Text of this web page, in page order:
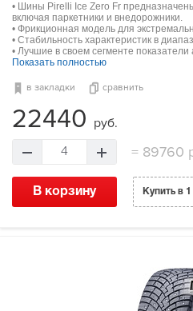
• Шины Pirelli Ice Zero Fr
включая паркетники и внедорожники.
• Фрикционная модель для
• Стабильность характеристик в
• Лучшие в своем сегменте показатели
Показать полностью
в закладки сравнить
22440 руб.
4 =89760
В корзину Купить в